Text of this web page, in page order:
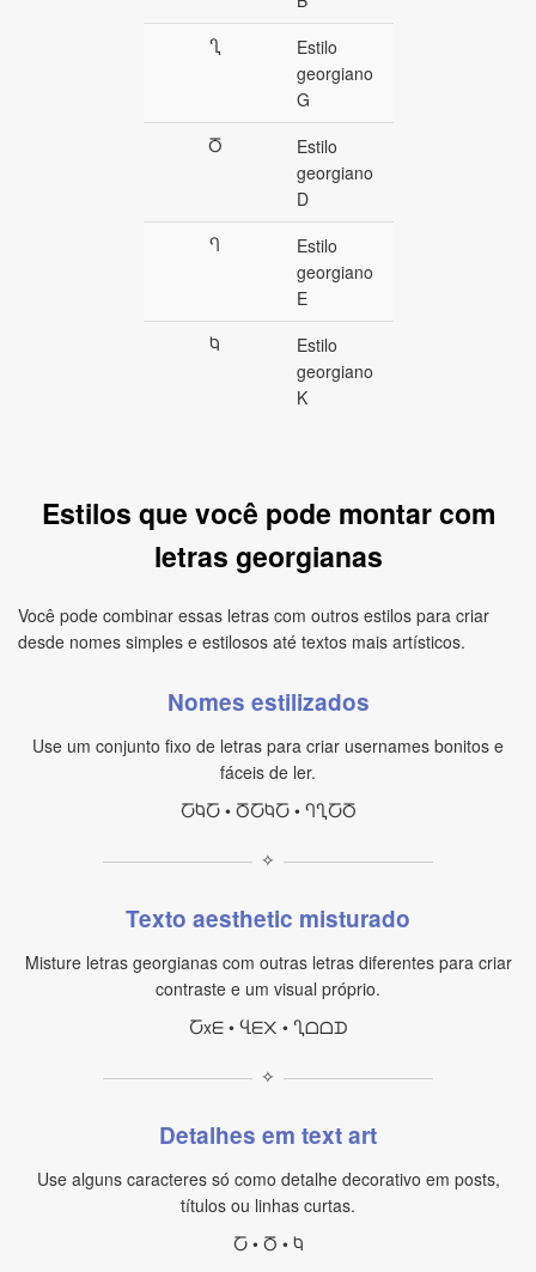
Ⴂ
Estilo
georgiano
G
Ⴃ
Estilo
georgiano
D
Ⴄ
Estilo
georgiano
E
Ⴉ
Estilo
georgiano
K
Estilos que você pode montar com
letras georgianas
Você pode combinar essas letras com outros estilos para criar
desde nomes simples e estilosos até textos mais artísticos.
Nomes estilizados
Use um conjunto fixo de letras para criar usernames bonitos e
fáceis de ler.
ႠႩႠ • ႣႠႩႠ • ႤႢႠႣ
✧
Texto aesthetic misturado
Misture letras georgianas com outras letras diferentes para criar
contraste e um visual próprio.
Ⴀxᗴ • Ⴁᗴ᙭ • Ⴂᗝᗝᗪ
✧
Detalhes em text art
Use alguns caracteres só como detalhe decorativo em posts,
títulos ou linhas curtas.
Ⴀ • Ⴃ • Ⴉ